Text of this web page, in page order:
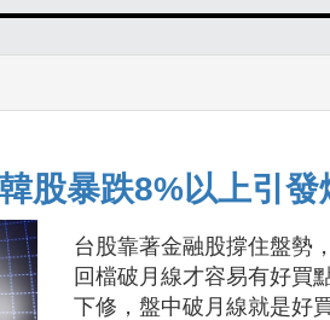
股暴跌8%以上引發
台股靠著金融股撐住盤勢
回檔破月線才容易有好買
下修，盤中破月線就是好